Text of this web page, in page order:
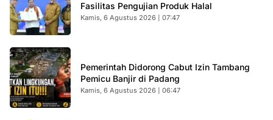
Fasilitas Pengujian Produk Halal
Kamis, 6 Agustus 2026 | 07:47
Pemerintah Didorong Cabut Izin Tambang
Pemicu Banjir di Padang
Kamis, 6 Agustus 2026 | 06:47